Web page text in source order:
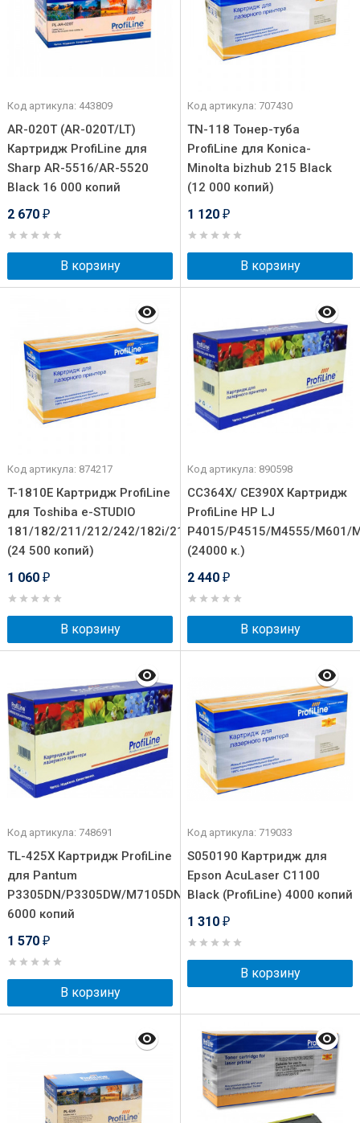
Код артикула: 443809
AR-020T (AR-020T/LT)
Картридж ProfiLine для
Sharp AR-5516/AR-5520
Black 16 000 копий
2 670 ₽
В корзину
Код артикула: 707430
TN-118 Тонер-туба
ProfiLine для Konica-
Minolta bizhub 215 Black
(12 000 копий)
1 120 ₽
В корзину
Код артикула: 874217
T-1810E Картридж ProfiLine
для Toshiba e-STUDIO
181/182/211/212/242/182i/212i/242i
(24 500 копий)
1 060 ₽
В корзину
Код артикула: 890598
CC364X/ CE390X Картридж
ProfiLine HP LJ
P4015/P4515/M4555/M601/
(24000 к.)
2 440 ₽
В корзину
Код артикула: 748691
TL-425X Картридж ProfiLine
для Pantum
P3305DN/P3305DW/M7105DN/M7105DW,
6000 копий
1 570 ₽
В корзину
Код артикула: 719033
S050190 Картридж для
Epson AcuLaser C1100
Black (ProfiLine) 4000 копий
1 310 ₽
В корзину